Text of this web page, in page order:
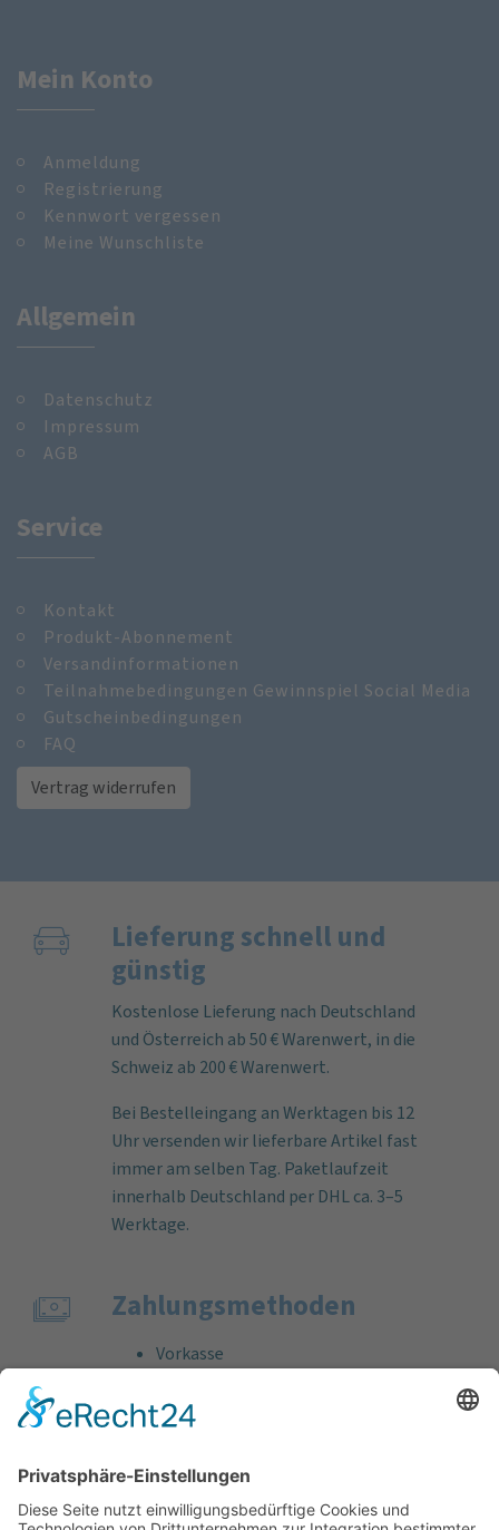
Mein Konto
Anmeldung
Registrierung
Kennwort vergessen
Meine Wunschliste
Allgemein
Datenschutz
Impressum
AGB
Service
Kontakt
Produkt-Abonnement
Versandinformationen
Teilnahmebedingungen Gewinnspiel Social Media
Gutscheinbedingungen
FAQ
Vertrag widerrufen
Lieferung schnell und
günstig
Kostenlose Lieferung nach Deutschland
und Österreich ab 50 € Warenwert, in die
Schweiz ab 200 € Warenwert.
Bei Bestelleingang an Werktagen bis 12
Uhr versenden wir lieferbare Artikel fast
immer am selben Tag. Paketlaufzeit
innerhalb Deutschland per DHL ca. 3–5
Werktage.
Zahlungs­methoden
Vorkasse
Bankeinzug
Kreditkarte (VISA & MasterCard)
Support